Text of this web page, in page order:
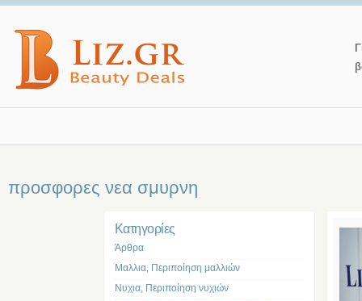
προσφορες νεα σμυρνη
Kατηγορίες
Άρθρα
Μαλλια, Περιποίηση μαλλιών
Νυχια, Περιποίηση νυχιών